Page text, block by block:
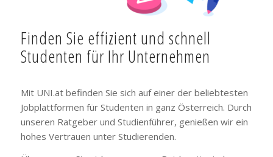
Finden Sie effizient und schnell
Studenten für Ihr Unternehmen
Mit UNI.at befinden Sie sich auf einer der beliebtesten
Jobplattformen für Studenten in ganz Österreich. Durch
unseren Ratgeber und Studienführer, genießen wir ein
hohes Vertrauen unter Studierenden.